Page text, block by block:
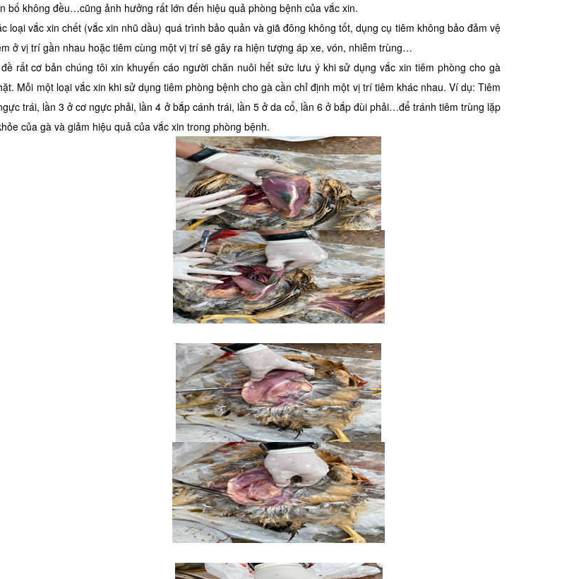
bố không đều…cũng ảnh hưởng rất lớn đến hiệu quả phòng bệnh của vắc xin.
loại vắc xin chết (vắc xin nhũ dầu) quá trình bảo quản và giã đông không tốt, dụng cụ tiêm không bảo đảm vệ
ở vị trí gần nhau hoặc tiêm cùng một vị trí sẽ gây ra hiện tượng áp xe, vón, nhiễm trùng…
rất cơ bản chúng tôi xin khuyến cáo người chăn nuôi hết sức lưu ý khi sử dụng vắc xin tiêm phòng cho gà
Mỗi một loại vắc xin khi sử dụng tiêm phòng bệnh cho gà cần chỉ định một vị trí tiêm khác nhau. Ví dụ: Tiêm
trái, lần 3 ở cơ ngực phải, lần 4 ở bắp cánh trái, lần 5 ở da cổ, lần 6 ở bắp đùi phải…để tránh tiêm trùng lặp
của gà và giảm hiệu quả của vắc xin trong phòng bệnh.